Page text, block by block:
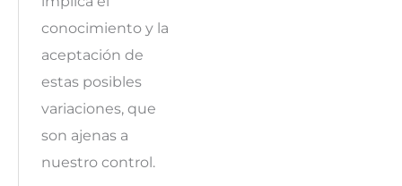
conocimiento y la
aceptación de
estas posibles
variaciones, que
son ajenas a
nuestro control.